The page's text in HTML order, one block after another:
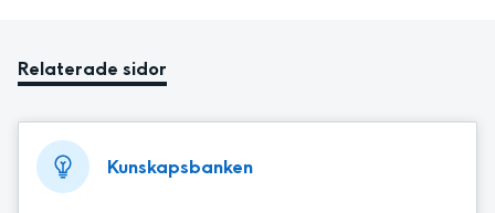
Relaterade sidor
Kunskapsbanken